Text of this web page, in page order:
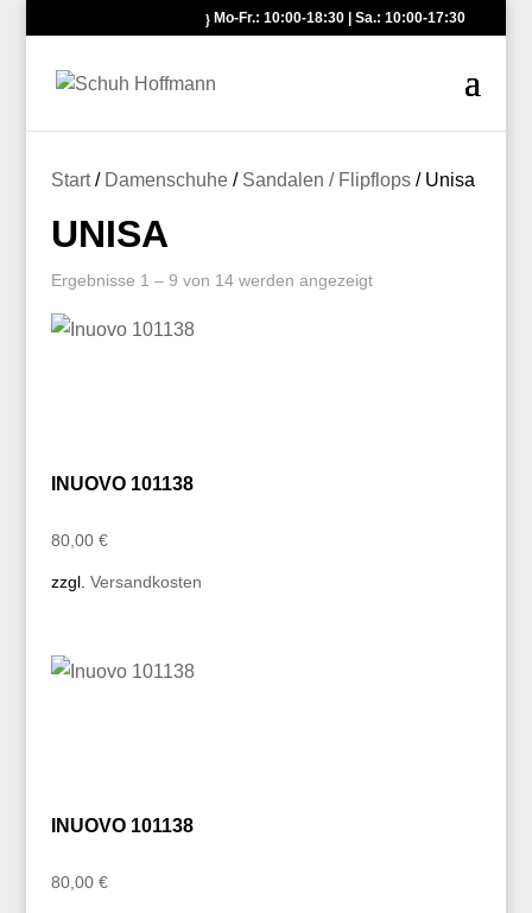
Mo-Fr.: 10:00-18:30 | Sa.: 10:00-17:30
Start/ Damenschuhe/ Sandalen / Flipflops/ Unisa
UNISA
Ergebnisse 1 – 9 von 14 werden angezeigt
INUOVO 101138
80,00 €
zzgl. Versandkosten
INUOVO 101138
80,00 €